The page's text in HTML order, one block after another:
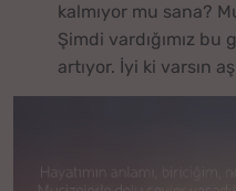
kalmıyor mu sana?
Şimdi vardığımız
artıyor. İyi ki varsın